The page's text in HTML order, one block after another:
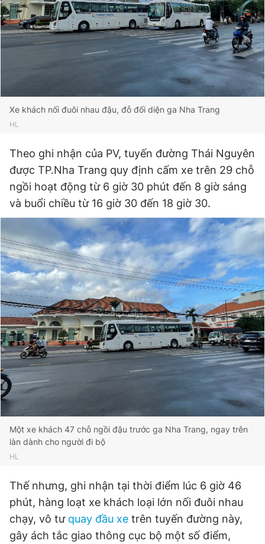
Xe khách nối đuôi nhau đậu, đỗ đối diện ga Nha Trang
HL
Theo ghi nhận của PV, tuyến đường Thái Nguyên
được TP.Nha Trang quy định cấm xe trên 29 chỗ
ngồi hoạt động từ 6 giờ 30 phút đến 8 giờ sáng
và buổi chiều từ 16 giờ 30 đến 18 giờ 30.
Một xe khách 47 chỗ ngồi đậu trước ga Nha Trang, ngay trên
làn dành cho người đi bộ
HL
Thế nhưng, ghi nhận tại thời điểm lúc 6 giờ 46
phút, hàng loạt xe khách loại lớn nối đuôi nhau
chạy, vô tư quay đầu xe trên tuyến đường này,
gây ách tắc giao thông cục bộ một số điểm,